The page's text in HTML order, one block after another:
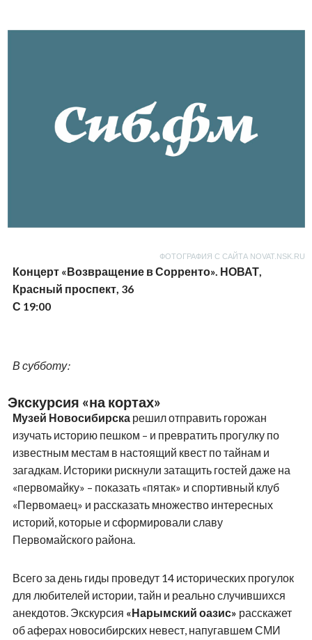
ФОТОГРАФИЯ С САЙТА NOVAT.NSK.RU
Концерт «Возвращение в Сорренто». НОВАТ,
Красный проспект, 36
С 19:00
В субботу:
Экскурсия «на кортах»
Музей Новосибирскарешил отправить горожан
изучать историю пешком – и превратить прогулку по
известным местам в настоящий квест по тайнам и
загадкам. Историки рискнули затащить гостей даже на
«первомайку» – показать «пятак» и спортивный клуб
«Первомаец» и рассказать множество интересных
историй, которые и сформировали славу
Первомайского района.
Всего за день гиды проведут 14 исторических прогулок
для любителей истории, тайн и реально случившихся
анекдотов. Экскурсия «Нарымский оазис» расскажет
об аферах новосибирских невест, напугавшем СМИ